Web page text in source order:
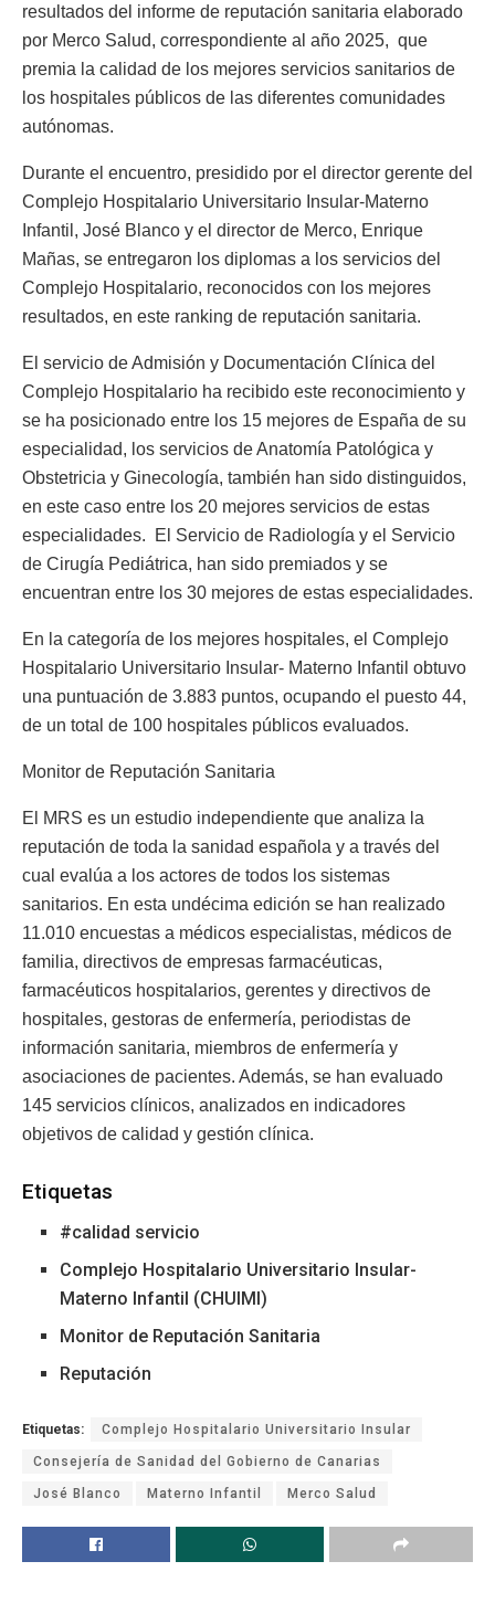
resultados del informe de reputación sanitaria elaborado
por Merco Salud, correspondiente al año 2025, que
premia la calidad de los mejores servicios sanitarios de
los hospitales públicos de las diferentes comunidades
autónomas.
Durante el encuentro, presidido por el director gerente del
Complejo Hospitalario Universitario Insular-Materno
Infantil, José Blanco y el director de Merco, Enrique
Mañas, se entregaron los diplomas a los servicios del
Complejo Hospitalario, reconocidos con los mejores
resultados, en este ranking de reputación sanitaria.
El servicio de Admisión y Documentación Clínica del
Complejo Hospitalario ha recibido este reconocimiento y
se ha posicionado entre los 15 mejores de España de su
especialidad, los servicios de Anatomía Patológica y
Obstetricia y Ginecología, también han sido distinguidos,
en este caso entre los 20 mejores servicios de estas
especialidades. El Servicio de Radiología y el Servicio
de Cirugía Pediátrica, han sido premiados y se
encuentran entre los 30 mejores de estas especialidades.
En la categoría de los mejores hospitales, el Complejo
Hospitalario Universitario Insular- Materno Infantil obtuvo
una puntuación de 3.883 puntos, ocupando el puesto 44,
de un total de 100 hospitales públicos evaluados.
Monitor de Reputación Sanitaria
El MRS es un estudio independiente que analiza la
reputación de toda la sanidad española y a través del
cual evalúa a los actores de todos los sistemas
sanitarios. En esta undécima edición se han realizado
11.010 encuestas a médicos especialistas, médicos de
familia, directivos de empresas farmacéuticas,
farmacéuticos hospitalarios, gerentes y directivos de
hospitales, gestoras de enfermería, periodistas de
información sanitaria, miembros de enfermería y
asociaciones de pacientes. Además, se han evaluado
145 servicios clínicos, analizados en indicadores
objetivos de calidad y gestión clínica.
Etiquetas
#calidad servicio
Complejo Hospitalario Universitario Insular-
Materno Infantil (CHUIMI)
Monitor de Reputación Sanitaria
Reputación
Etiquetas: Complejo Hospitalario Universitario Insular
Consejería de Sanidad del Gobierno de Canarias
José Blanco Materno Infantil Merco Salud